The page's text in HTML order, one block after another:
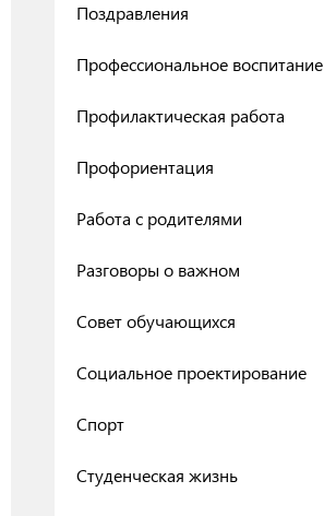
Поздравления
Профессиональное воспитание
Профилактическая работа
Профориентация
Работа с родителями
Разговоры о важном
Совет обучающихся
Социальное проектирование
Спорт
Студенческая жизнь